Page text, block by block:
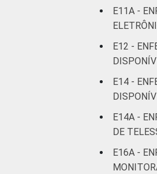
E11A -
E12 -
E14 -
E14A -
DE
E16A -